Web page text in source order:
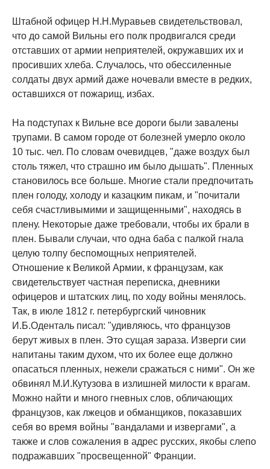
Штабной офицер Н.Н.Муравьев свидетельствовал,
что до самой Вильны его полк продвигался среди
отставших от армии неприятелей, окружавших их и
просивших хлеба. Случалось, что обессиленные
солдаты двух армий даже ночевали вместе в редких,
оставшихся от пожарищ, избах.
На подступах к Вильне все дороги были завалены
трупами. В самом городе от болезней умерло около
10 тыс. чел. По словам очевидцев, "даже воздух был
столь тяжел, что страшно им было дышать". Пленных
становилось все больше. Многие стали предпочитать
плен голоду, холоду и казацким пикам, и "почитали
себя счастливымими и защищенными", находясь в
плену. Некоторые даже требовали, чтобы их брали в
плен. Бывали случаи, что одна баба с палкой гнала
целую толпу беспомощных неприятелей.
Отношение к Великой Армии, к французам, как
свидетельствует частная переписка, дневники
офицеров и штатских лиц, по ходу войны менялось.
Так, в июле 1812 г. петербургский чиновник
И.Б.Оденталь писал: "удивляюсь, что французов
берут живых в плен. Это сущая зараза. Изверги сии
напитаны таким духом, что их более еще должно
опасаться пленных, нежели сражаться с ними". Он же
обвинял М.И.Кутузова в излишней милости к врагам.
Можно найти и много гневных слов, обличающих
французов, как лжецов и обманщиков, показавших
себя во время войны "вандалами и извергами", а
также и слов сожаления в адрес русских, якобы слепо
подражавших "просвещенной" Франции.